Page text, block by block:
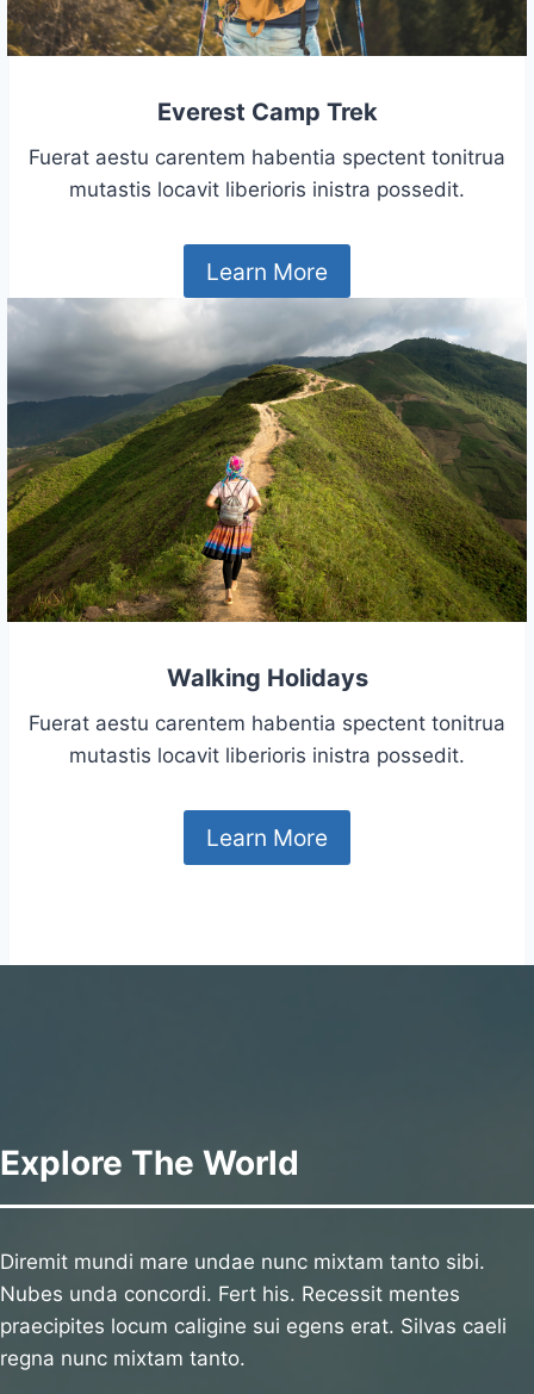
Everest Camp Trek
Fuerat aestu carentem habentia spectent tonitrua
mutastis locavit liberioris inistra possedit.
Learn More
Walking Holidays
Fuerat aestu carentem habentia spectent tonitrua
mutastis locavit liberioris inistra possedit.
Learn More
Explore The World
Diremit mundi mare undae nunc mixtam tanto sibi.
Nubes unda concordi. Fert his. Recessit mentes
praecipites locum caligine sui egens erat. Silvas caeli
regna nunc mixtam tanto.